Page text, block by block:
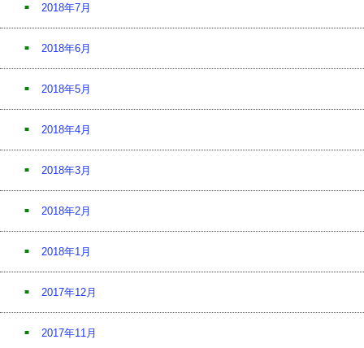
2018年7月
2018年6月
2018年5月
2018年4月
2018年3月
2018年2月
2018年1月
2017年12月
2017年11月